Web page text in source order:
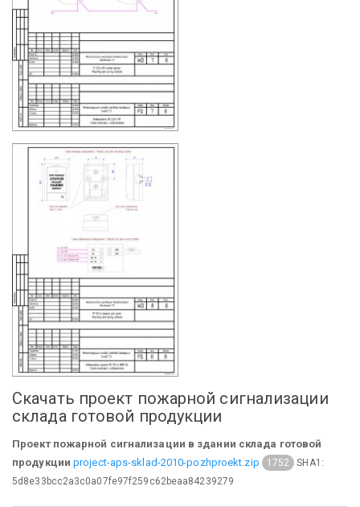
Скачать проект пожарной сигнализации
склада готовой продукции
Проект пожарной сигнализации в здании склада готовой
продукции project-aps-sklad-2010-pozhproekt.zip 1752
SHA1:
5d8e33bcc2a3c0a07fe97f259c62beaa84239279